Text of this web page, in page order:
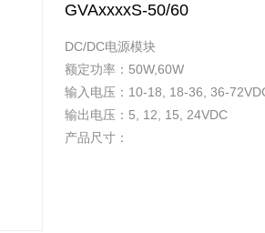
GVAxxxxS-50/60
DC/DC电源模块
额定功率：50W,60W
输入电压：10-18, 18-36, 36-
输出电压：5, 12, 15, 24VDC
产品尺寸：